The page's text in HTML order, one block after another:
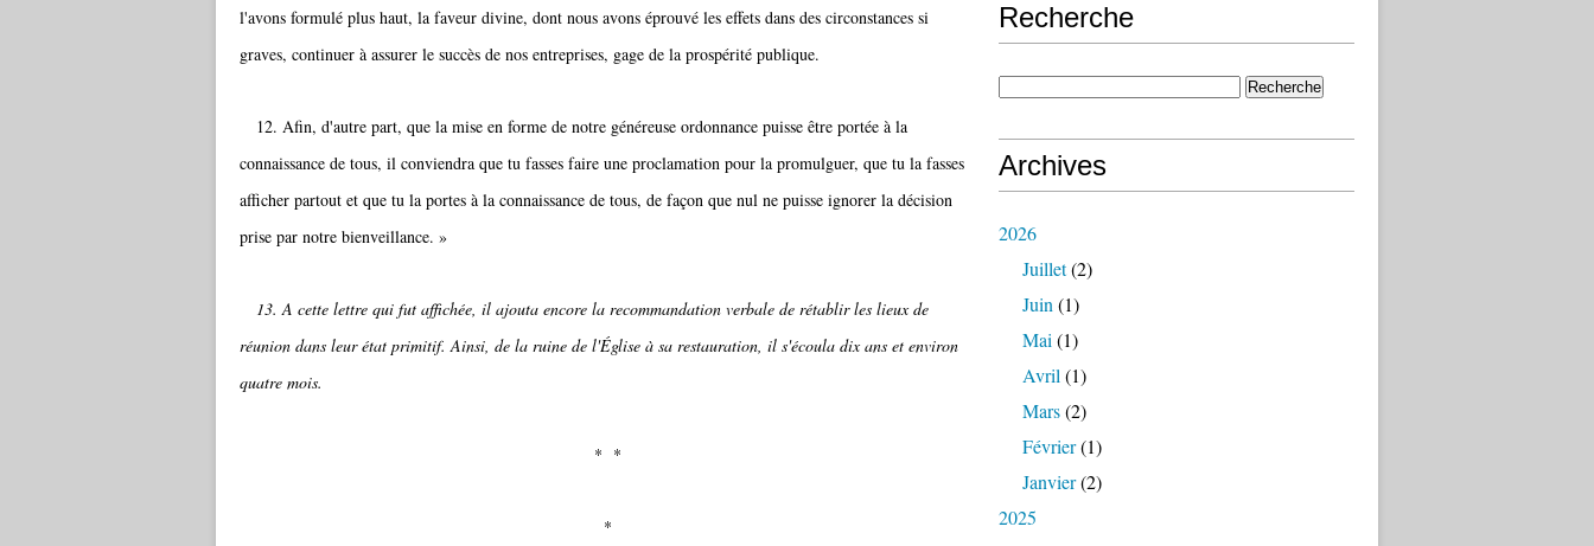
l'avons formulé plus haut, la faveur divine, dont nous avons éprouvé les effets dans des circonstances si
graves, continuer à assurer le succès de nos entreprises, gage de la prospérité publique.
12. Afin, d'autre part, que la mise en forme de notre généreuse ordonnance puisse être portée à la
connaissance de tous, il conviendra que tu fasses faire une proclamation pour la promulguer, que tu la fasses
afficher partout et que tu la portes à la connaissance de tous, de façon que nul ne puisse ignorer la décision
prise par notre bienveillance. »
13. A cette lettre qui fut affichée, il ajouta encore la recommandation verbale de rétablir les lieux de
réunion dans leur état primitif. Ainsi, de la ruine de l'Église à sa restauration, il s'écoula dix ans et environ
quatre mois.
* *
*
Recherche
Archives
2026
Juillet(2)
Juin (1)
Mai (1)
Avril (1)
Mars(2)
Février(1)
Janvier(2)
2025